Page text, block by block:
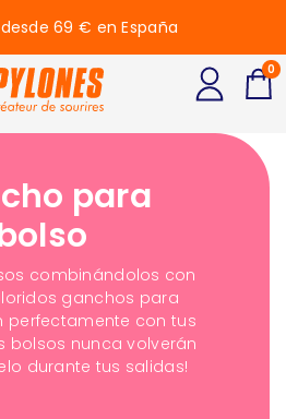
para
combinándolos con
ganchos para
perfectamente con tus
bolsos nunca volverán
durante tus salidas!
69 € en España
0